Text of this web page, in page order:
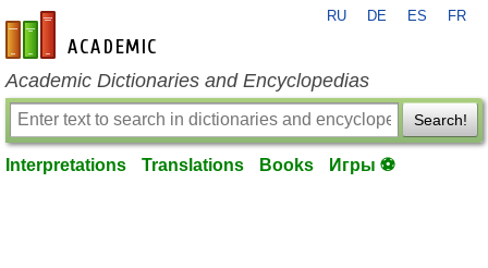
en-academic.com
RU DE ES FR
Academic Dictionaries and Encyclopedias
Search!
Interpretations Translations Books Игры ⚽